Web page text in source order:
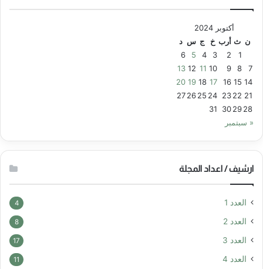
أكتوبر 2024
ن ث أرب خ ج س د
1
2
3
4
5
6
7
8
9
10
11
12
13
14
15
16
17
18
19
20
21
22
23
24
25
26
27
28
29
30
31
« سبتمبر
ارشيف / اعداد المجلة
العدد 1 4
العدد 2 8
العدد 3 17
العدد 4 11